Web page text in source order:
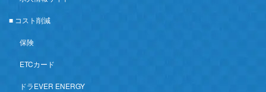
■ コスト削減
保険
ETCカード
ドラEVER ENERGY